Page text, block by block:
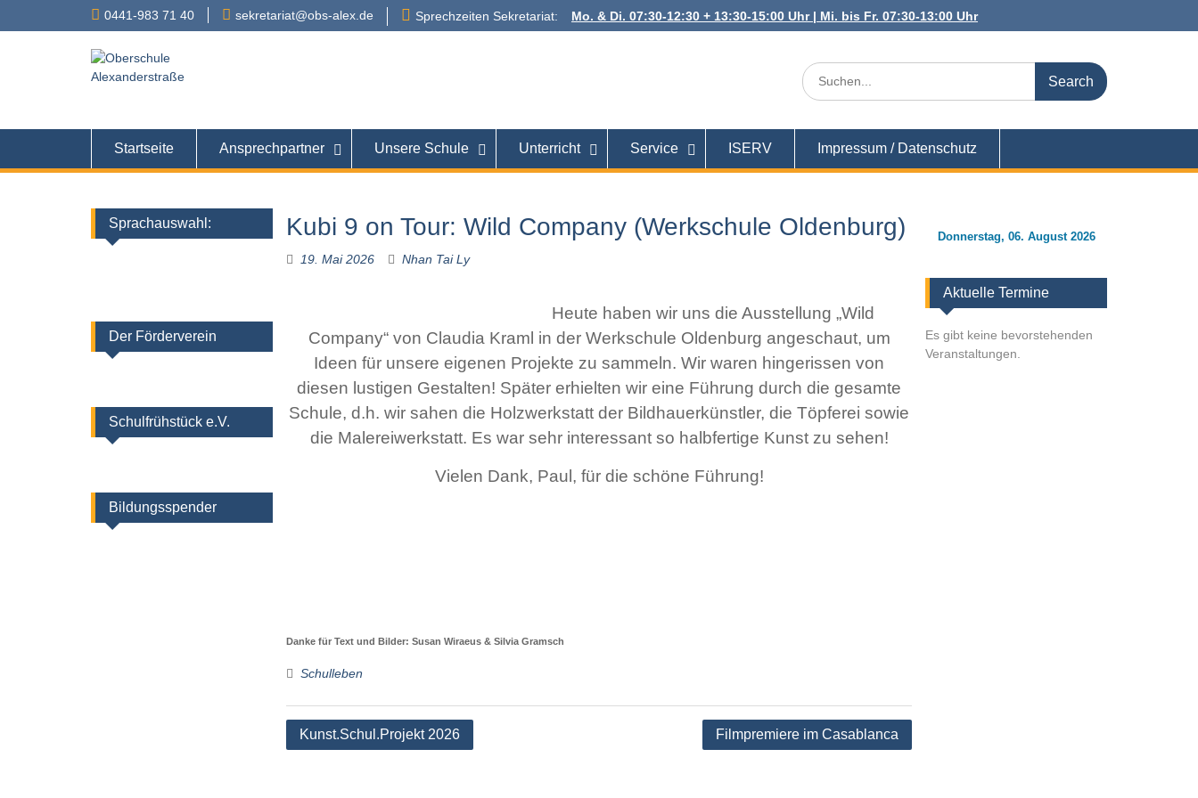
0441-983 71 40 sekretariat@obs-alex.de Sprechzeiten Sekretariat: Mo. & Di. 07:30-12:30 + 13:30-15:00 Uhr | Mi. bis Fr. 07:30-13:00 Uhr
Search
for:
Startseite Ansprechpartner Unsere Schule Unterricht Service ISERV Impressum / Datenschutz
Kubi 9 on Tour: Wild Company (Werkschule Oldenburg)
19. Mai 2026 Nhan Tai Ly
Heute haben wir uns die Ausstellung „Wild
Company“ von Claudia Kraml in der Werkschule Oldenburg angeschaut, um
Ideen für unsere eigenen Projekte zu sammeln. Wir waren hingerissen von
diesen lustigen Gestalten! Später erhielten wir eine Führung durch die gesamte
Schule, d.h. wir sahen die Holzwerkstatt der Bildhauerkünstler, die Töpferei sowie
die Malereiwerkstatt. Es war sehr interessant so halbfertige Kunst zu sehen!
Vielen Dank, Paul, für die schöne Führung!
Danke für Text und Bilder: Susan Wiraeus & Silvia Gramsch
Schulleben
Beitragsnavigation
Kunst.Schul.Projekt 2026 Filmpremiere im Casablanca
Donnerstag, 06. August 2026
Aktuelle Termine
Es gibt keine bevorstehenden
Veranstaltungen.
Sprachauswahl:
Der Förderverein
Schulfrühstück e.V.
Bildungsspender